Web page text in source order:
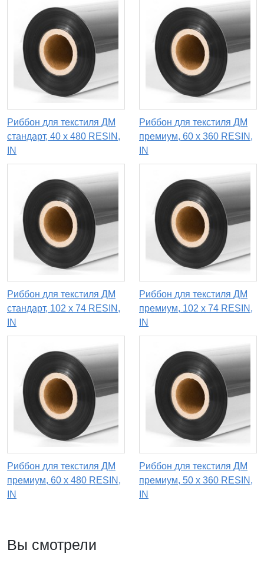
Риббон для текстиля ДМ
стандарт, 40 х 480 RESIN,
IN
Риббон для текстиля ДМ
премиум, 60 х 360 RESIN,
IN
Риббон для текстиля ДМ
стандарт, 102 х 74 RESIN,
IN
Риббон для текстиля ДМ
премиум, 102 х 74 RESIN,
IN
Риббон для текстиля ДМ
премиум, 60 х 480 RESIN,
IN
Риббон для текстиля ДМ
премиум, 50 х 360 RESIN,
IN
Вы смотрели